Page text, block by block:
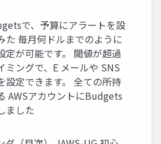
で、予算にアラートを設
た 毎月何ドルまでのように
定が可能です。 閾値が超過
ミングで、E メールや SNS
設定できます。 全ての所持
AWSアカウントにBudgets
ました